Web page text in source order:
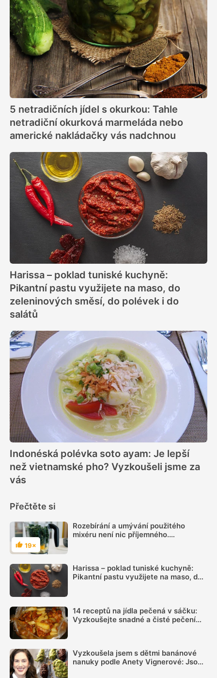
5 netradičních jídel s okurkou: Tahle
netradiční okurková marmeláda nebo
americké nakládačky vás nadchnou
Harissa – poklad tuniské kuchyně:
Pikantní pastu využijete na maso, do
zeleninových směsí, do polévek i do
salátů
Indonéská polévka soto ayam: Je lepší
než vietnamské pho? Vyzkoušeli jsme za
vás
Přečtěte si
Hodnocení
19×
Rozebírání a umývání použitého
mixéru není nic příjemného.
Harissa – poklad tuniské kuchyně:
Pikantní pastu využijete na maso, do
14 receptů na jídla pečená v sáčku:
Vyzkoušejte snadné a čisté pečení
Vyzkoušela jsem s dětmi banánové
nanuky podle Anety Vignerové: Jsou